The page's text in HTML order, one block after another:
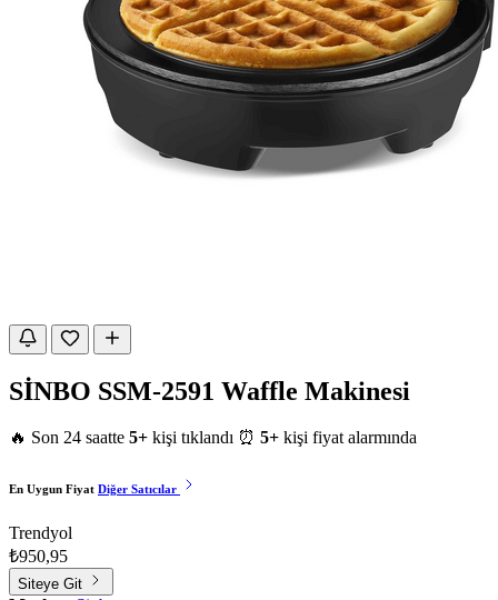
SİNBO SSM-2591 Waffle Makinesi
🔥 Son 24 saatte 5+ kişi tıklandı ⏰ 5+ kişi fiyat alarmında
En Uygun Fiyat Diğer Satıcılar
Trendyol
₺950,95
Siteye Git